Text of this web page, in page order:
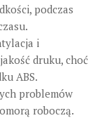
podczas
i
druku, choć
ABS.
problemów
roboczą.